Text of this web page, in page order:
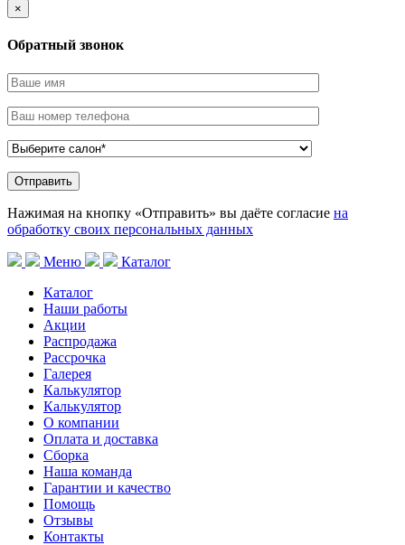
×
Обратный звонок
Нажимая на кнопку «Отправить» вы даёте согласие на
обработку своих персональных данных
Меню
Каталог
Каталог
Наши работы
Акции
Распродажа
Рассрочка
Галерея
Калькулятор
Калькулятор
О компании
Оплата и доставка
Сборка
Наша команда
Гарантии и качество
Помощь
Отзывы
Контакты